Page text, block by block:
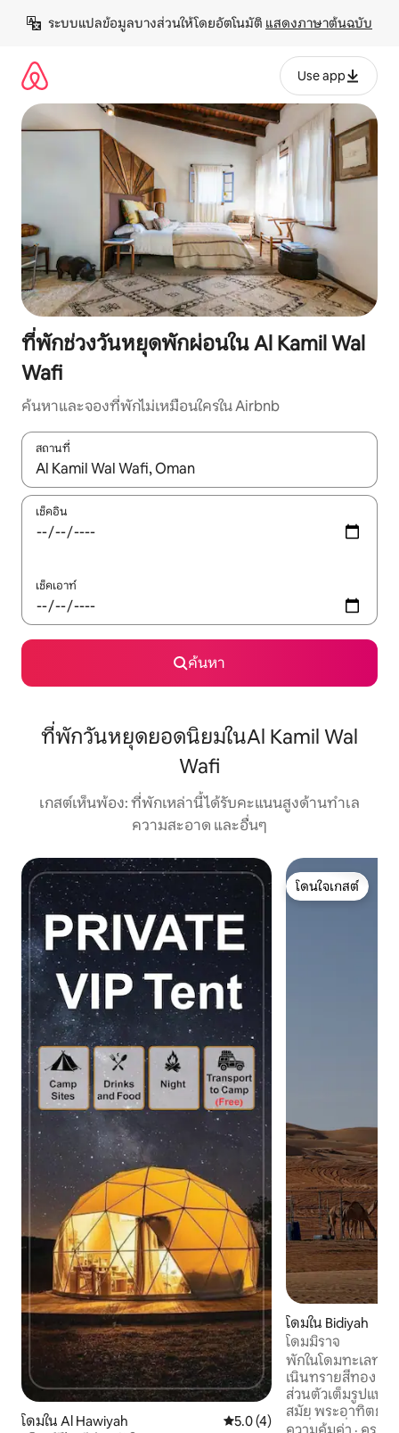
เนื้อหา
ระบบแปลข้อมูลบางส่วนให้โดยอัตโนมัติ แสดงภาษาต้นฉบับ
Use app
ที่พักช่วงวันหยุดพักผ่อนใน Al Kamil Wal
Wafi
ค้นหาและจองที่พักไม่เหมือนใครใน Airbnb
สถานที่
ใช้ลูกศรขึ้นลง หรือใช้การสัมผัสหรือปัด เพื่อสำรวจผลการค้นหา
เช็คอิน
เช็คเอาท์
ค้นหา
ที่พักวันหยุดยอดนิยมในAl Kamil Wal
Wafi
เกสต์เห็นพ้อง: ที่พักเหล่านี้ได้รับคะแนนสูงด้านทำเล
ความสะอาด และอื่นๆ
โดมใน Al Hawiyah คะแนนเฉลี่ย 5.0 จาก 5, 4 รีวิว
5.0 (4)
โดนใจเกสต์
โดนใจเกสต์
โดมใน Bidiyah
โดมมิราจ
พักในโดมทะเลทร
เนินทรายสีทอง เ
ส่วนตัวเต็มรูปแบ
สมัย พระอาทิตย์
น่าตื่นตาตื่นใจ แล